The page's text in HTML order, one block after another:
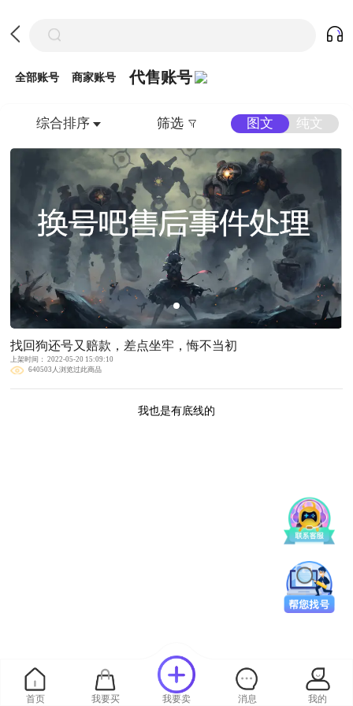
全部账号 商家账号 代售账号
综合排序 筛选 图文 纯文
找回狗还号又赔款，差点坐牢，悔不当初
上架时间： 2022-05-20 15:09:10
640503人浏览过此商品
我也是有底线的
首页 我要买 我要卖 消息 我的